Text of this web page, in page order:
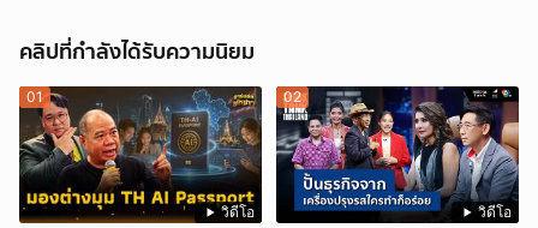
คลิปที่กำลังได้รับความนิยม
วิดีโอ
01
วิดีโอ
02